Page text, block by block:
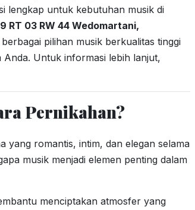
lengkap untuk kebutuhan musik di
RT 03 RW 44 Wedomartani,
pilihan musik berkualitas tinggi
Anda. Untuk informasi lebih lanjut,
Pernikahan?
yang romantis, intim, dan elegan selama
musik menjadi elemen penting dalam
menciptakan atmosfer yang